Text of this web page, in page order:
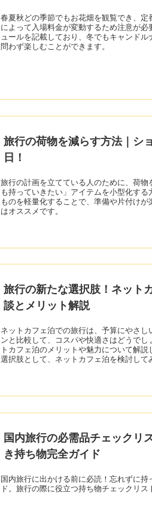
春夏秋どの季節でもお花畑を観覧でき、
によって入場料金が変動するため注意が
ュールを記載しており、冬でもキャンド
問わず楽しむことができます。
旅行の荷物を減らす方法｜シ
日！
旅行の計画を立てている人のために、荷
も持っていきたい」アイテムを小型化す
ものを軽量化することで、準備や片付け
はオススメです。
旅行の新たな選択肢！ネット
談とメリット解説
ネットカフェ泊での旅行は、予算にやさ
ンと比較して、コスパや快適さはどうで
トカフェ泊のメリットや魅力について解
選択肢として、ネットカフェ泊を検討して
国内旅行の必需品チェックリ
き持ち物完全ガイド
国内旅行に出かける前に必読！忘れずに
ド。旅行の際に役立つ持ち物チェックリ